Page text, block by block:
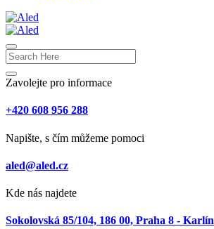
Zavolejte pro informace
+420 608 956 288
Napište, s čím můžeme pomoci
aled@aled.cz
Kde nás najdete
Sokolovská 85/104, 186 00, Praha 8 - Karlín